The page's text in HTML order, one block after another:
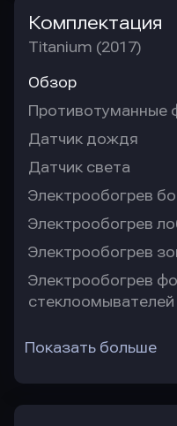
Комплектация
Titanium (2017)
Обзор
Противотуманные
Датчик дождя
Датчик света
Электрообогрев
Электрообогрев
Электрообогрев
Электрообогрев
стеклоомывателей
Показать больше